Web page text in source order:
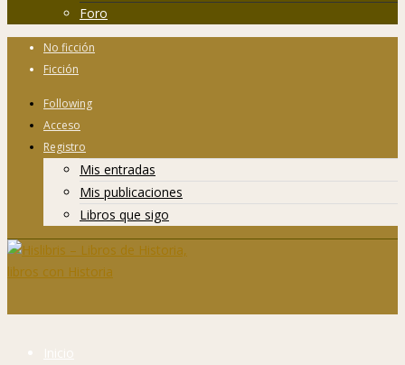
Foro
No ficción
Ficción
Following
Acceso
Registro
Mis entradas
Mis publicaciones
Libros que sigo
Inicio